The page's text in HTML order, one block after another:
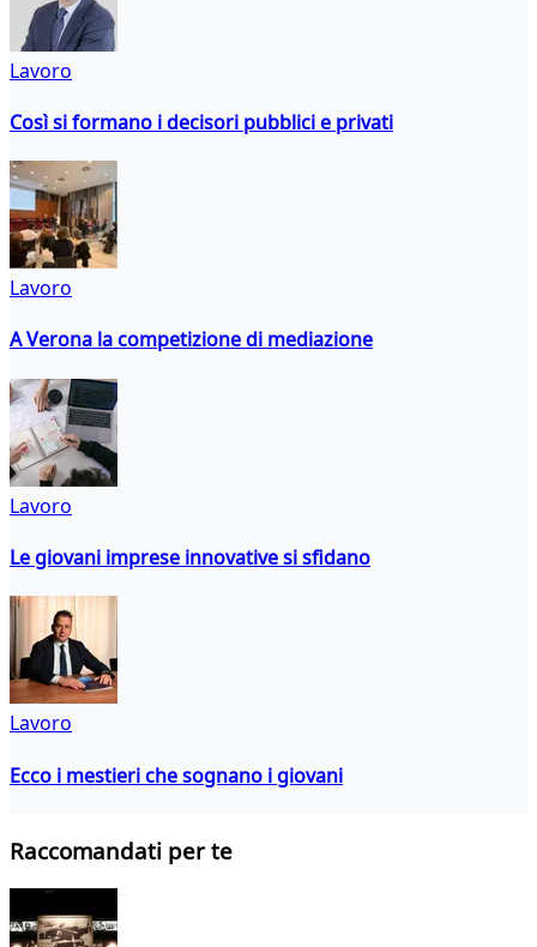
Lavoro
Così si formano i decisori pubblici e privati
Lavoro
A Verona la competizione di mediazione
Lavoro
Le giovani imprese innovative si sfidano
Lavoro
Ecco i mestieri che sognano i giovani
Raccomandati per te